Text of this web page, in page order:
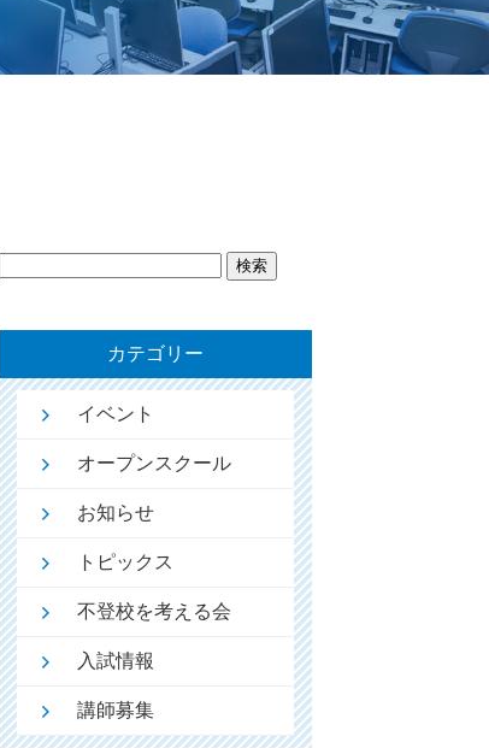
カテゴリー
イベント
オープンスクール
お知らせ
トピックス
不登校を考える会
入試情報
講師募集